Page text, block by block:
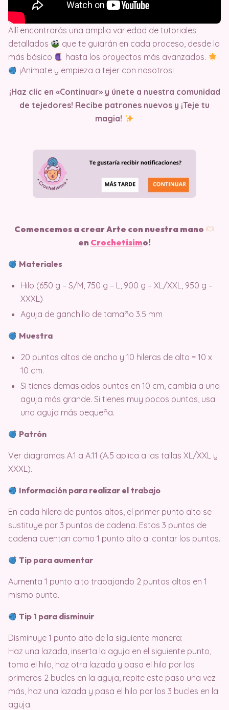
Allí encontrarás una amplia variedad de tutoriales
detallados
que te guiarán en cada proceso, desde lo
más básico
hasta los proyectos más avanzados.
¡Anímate y empieza a tejer con nosotros!
¡Haz clic en «Continuar» y únete a nuestra comunidad
de tejedores! Recibe patrones nuevos y ¡Teje tu
magia!
Comencemos a crear Arte con nuestra mano
en Crochetisimo!
Materiales
Hilo (650 g – S/M, 750 g – L, 900 g – XL/XXL, 950 g –
XXXL)
Aguja de ganchillo de tamaño 3.5 mm
Muestra
20 puntos altos de ancho y 10 hileras de alto = 10 x
10 cm.
Si tienes demasiados puntos en 10 cm, cambia a una
aguja más grande. Si tienes muy pocos puntos, usa
una aguja más pequeña.
Patrón
Ver diagramas A.1 a A.11 (A.5 aplica a las tallas XL/XXL y
XXXL).
Información para realizar el trabajo
En cada hilera de puntos altos, el primer punto alto se
sustituye por 3 puntos de cadena. Estos 3 puntos de
cadena cuentan como 1 punto alto al contar los puntos.
Tip para aumentar
Aumenta 1 punto alto trabajando 2 puntos altos en 1
mismo punto.
Tip 1 para disminuir
Disminuye 1 punto alto de la siguiente manera:
Haz una lazada, inserta la aguja en el siguiente punto,
toma el hilo, haz otra lazada y pasa el hilo por los
primeros 2 bucles en la aguja, repite este paso una vez
más, haz una lazada y pasa el hilo por los 3 bucles en la
aguja.